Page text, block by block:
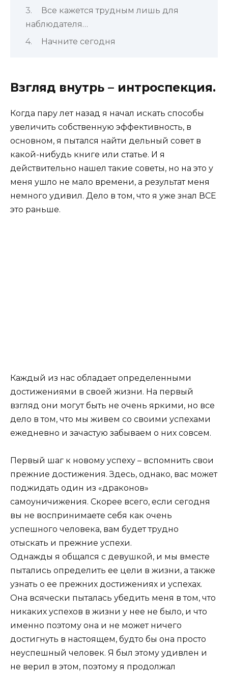
Все кажется трудным лишь для
наблюдателя…
Начните сегодня
Взгляд внутрь – интроспекция.
Когда пару лет назад я начал искать способы
увеличить собственную эффективность, в
основном, я пытался найти дельный совет в
какой-нибудь книге или статье. И я
действительно нашел такие советы, но на это у
меня ушло не мало времени, а результат меня
немного удивил. Дело в том, что я уже знал ВСЕ
это раньше.
Каждый из нас обладает определенными
достижениями в своей жизни. На первый
взгляд они могут быть не очень яркими, но все
дело в том, что мы живем со своими успехами
ежедневно и зачастую забываем о них совсем.
Первый шаг к новому успеху – вспомнить свои
прежние достижения. Здесь, однако, вас может
поджидать один из «драконов»
самоуничижения. Скорее всего, если сегодня
вы не воспринимаете себя как очень
успешного человека, вам будет трудно
отыскать и прежние успехи.
Однажды я общался с девушкой, и мы вместе
пытались определить ее цели в жизни, а также
узнать о ее прежних достижениях и успехах.
Она всячески пыталась убедить меня в том, что
никаких успехов в жизни у нее не было, и что
именно поэтому она и не может ничего
достигнуть в настоящем, будто бы она просто
неуспешный человек. Я был этому удивлен и
не верил в этом, поэтому я продолжал